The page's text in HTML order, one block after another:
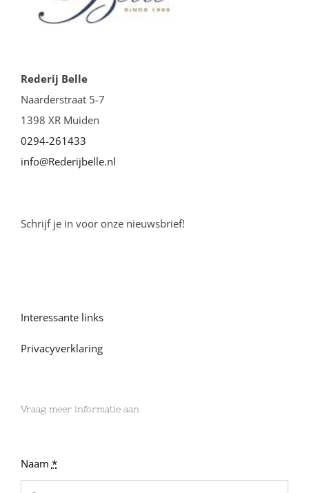
Rederij Belle
Naarderstraat 5-7
1398 XR Muiden
0294-261433
info@Rederijbelle.nl
Schrijf je in voor onze nieuwsbrief!
Interessante links
Privacyverklaring
Vraag meer informatie aan
Naam *